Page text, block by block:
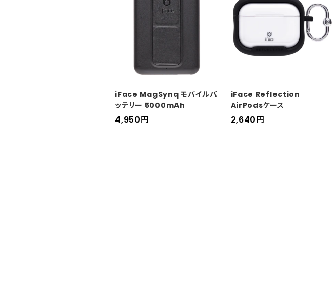
iFace MagSynq モバイルバ
ッテリー 5000mAh
セ
4,950円
iFace Reflection
AirPodsケース
セ
2,640円